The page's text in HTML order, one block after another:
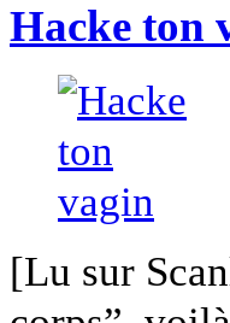
Hacke ton
[Lu sur